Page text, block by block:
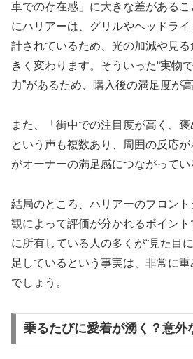
車での存在感」に大きな差がある
にハリアーは、グリルやヘッドラ
計されているため、光の加減や見
きく変わります。そういった“実物
力”があるため、購入後の満足度が高
また、「街中での注目度が高く、褒
という声も複数あり、周囲の反応
がオーナーの満足感につながってい
結局のところ、ハリアーのフロン
観によって評価が分かれるポイン
に所有している人の多くが“見た目
足しているという事実は、非常に
でしょう。
乗るたびに愛着が湧く？意外